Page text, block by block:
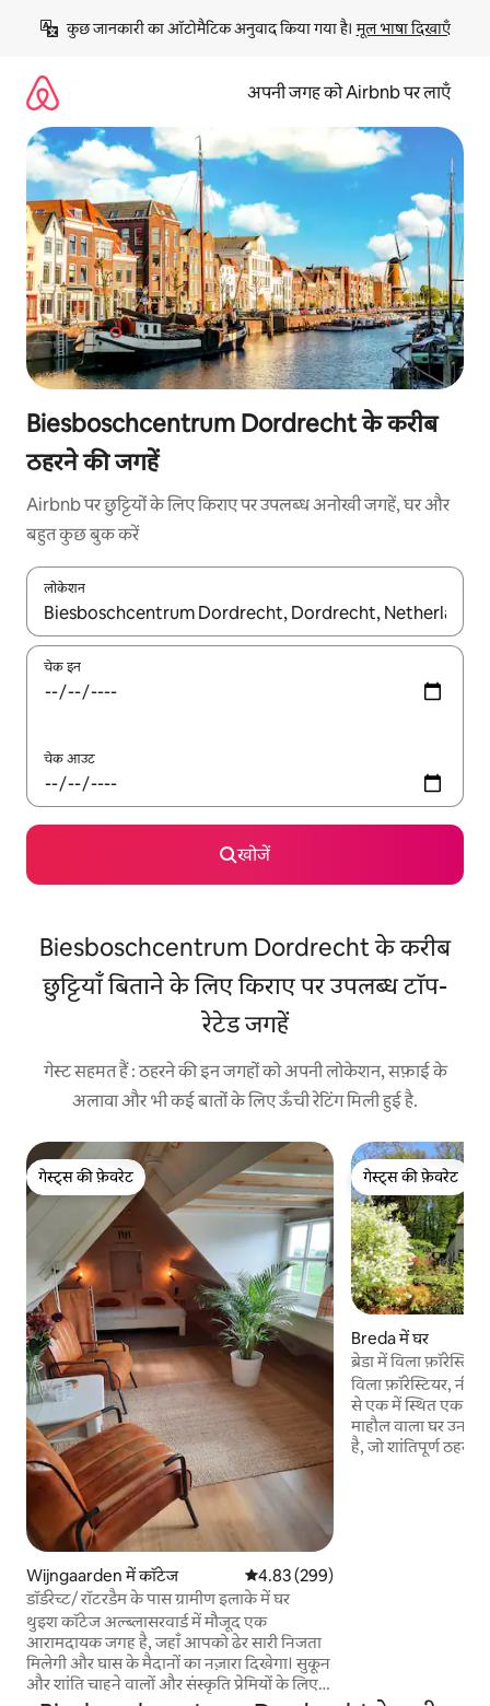
छोड़कर
कॉन्टेंट
कुछ जानकारी का ऑटोमैटिक अनुवाद किया गया है। मूल भाषा दिखाएँ
अपनी जगह को Airbnb पर लाएँ
Biesboschcentrum Dordrecht के करीब
ठहरने की जगहें
Airbnb पर छुट्टियों के लिए किराए पर उपलब्ध अनोखी जगहें, घर और
बहुत कुछ बुक करें
लोकेशन
नतीजों के उपलब्ध होने पर, अप और डाउन 'ऐरो की' का इस्तेमाल करके नेविगेट
चेक इन
चेक आउट
खोजें
Biesboschcentrum Dordrecht के करीब
छुट्टियाँ बिताने के लिए किराए पर उपलब्ध टॉप-
रेटेड जगहें
गेस्ट सहमत हैं : ठहरने की इन जगहों को अपनी लोकेशन, सफ़ाई के
अलावा और भी कई बातों के लिए ऊँची रेटिंग मिली हुई है.
गेस्ट्स की फ़ेवरेट
गेस्ट्स की फ़ेवरेट
Wijngaarden में कॉटेज औसत रेटिंग 5 में से 4.83, 299 समीक्षाएँ
4.83 (299)
डॉर्डरेच्ट/ रॉटरडैम के पास ग्रामीण इलाके में घर
थुइश कॉटेज अल्ब्लासरवार्ड में मौजूद एक
आरामदायक जगह है, जहाँ आपको ढेर सारी निजता
मिलेगी और घास के मैदानों का नज़ारा दिखेगा। सुकून
और शांति चाहने वालों और संस्कृति प्रेमियों के लिए
गेस्ट्स की फ़ेवरेट
गेस्ट्स की फ़ेवरेट
Breda में घर
ब्रेडा में विला
जगह
विला फ़ॉरेस्टियर,
से एक में स्थित एक
माहौल वाला घर उन
है, जो शांतिपूर्ण ठहरने